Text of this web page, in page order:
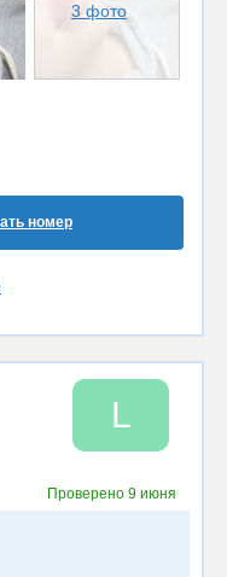
3 фото
номер
L
Проверено9 июня